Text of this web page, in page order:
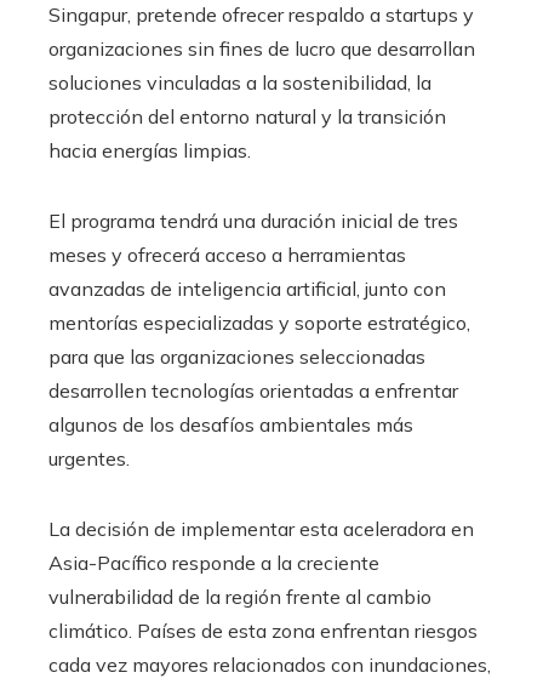
Singapur, pretende ofrecer respaldo a startups y
organizaciones sin fines de lucro que desarrollan
soluciones vinculadas a la sostenibilidad, la
protección del entorno natural y la transición
hacia energías limpias.
El programa tendrá una duración inicial de tres
meses y ofrecerá acceso a herramientas
avanzadas de inteligencia artificial, junto con
mentorías especializadas y soporte estratégico,
para que las organizaciones seleccionadas
desarrollen tecnologías orientadas a enfrentar
algunos de los desafíos ambientales más
urgentes.
La decisión de implementar esta aceleradora en
Asia-Pacífico responde a la creciente
vulnerabilidad de la región frente al cambio
climático. Países de esta zona enfrentan riesgos
cada vez mayores relacionados con inundaciones,